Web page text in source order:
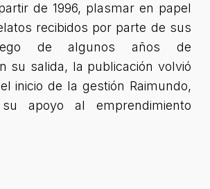
de 1996, plasmar en papel
recibidos por parte de sus
de algunos años de
su salida, la publicación volvió
inicio de la gestión Raimundo,
apoyo al emprendimiento